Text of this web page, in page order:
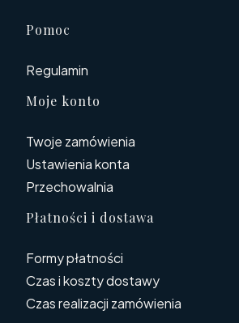
Linki w stopce
Pomoc
Regulamin
Moje konto
Twoje zamówienia
Ustawienia konta
Przechowalnia
Płatności i dostawa
Formy płatności
Czas i koszty dostawy
Czas realizacji zamówienia